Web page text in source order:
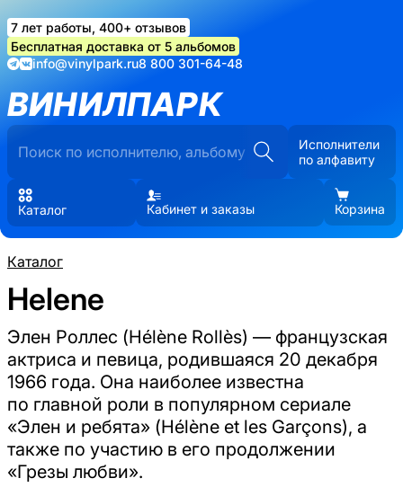
7 лет работы, 400+ отзывов
Бесплатная доставка от 5 альбомов
info@vinylpark.ru8 800 301-64-48
ВИНИЛПАРК
Исполнители
по алфавиту
Каталог Кабинет и заказы Корзина
Каталог
Helene
Элен Роллес (Hélène Rollès) — французская
актриса и певица, родившаяся 20 декабря
1966 года. Она наиболее известна
по главной роли в популярном сериале
«Элен и ребята» (Hélène et les Garçons), а
также по участию в его продолжении
«Грезы любви».